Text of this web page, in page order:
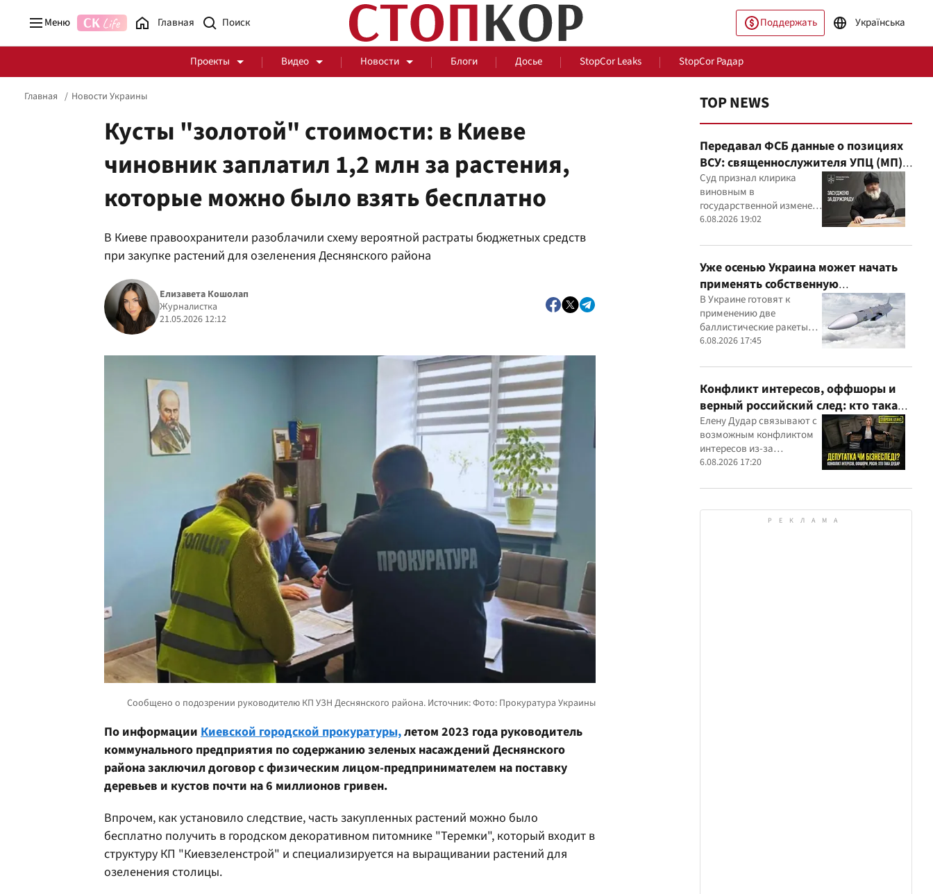
Меню Главная Поддержать Українська
Проекты Видео Новости Блоги Досье StopCor Leaks StopCor Радар
Стоп Политической Коррупции Честные закупки За оградой
Главная Новости Украины
Кусты "золотой" стоимости: в Киеве
чиновник заплатил 1,2 млн за растения,
которые можно было взять бесплатно
В Киеве правоохранители разоблачили схему вероятной растраты бюджетных средств
при закупке растений для озеленения Деснянского района
Елизавета Кошолап
Журналистка
21.05.2026 12:12
По информации Киевской городской прокуратуры,летом 2023 года руководитель
коммунального предприятия по содержанию зеленых насаждений Деснянского
района заключил договор с физическим лицом-предпринимателем на поставку
деревьев и кустов почти на 6 миллионов гривен.
Впрочем, как установило следствие, часть закупленных растений можно было
бесплатно получить в городском декоративном питомнике "Теремки", который входит в
структуру КП "Киевзеленстрой" и специализируется на выращивании растений для
озеленения столицы.
TOP NEWS
Передавал ФСБ данные о позициях
ВСУ: священнослужителя УПЦ (МП)
приговорили к 15 годам
Суд признал клирика
виновным в
государственной измене и
постановил конфисковать
6.08.2026 19:02
Уже осенью Украина может начать
применять собственную
баллистическую ракету FP-7 по
вражеским целям
В Украине готовят к
применению две
баллистические ракеты
собственного
6.08.2026 17:45
Конфликт интересов, оффшоры и
верный российский след: кто такая
Елена Дударь
Елену Дудар связывают с
возможным конфликтом
интересов из-за
семейного строительного
скандалов, судебных дел
6.08.2026 17:20